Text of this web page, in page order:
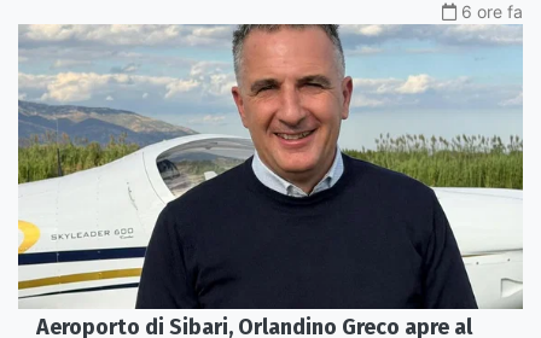
6 ore fa
Aeroporto di Sibari, Orlandino Greco apre al